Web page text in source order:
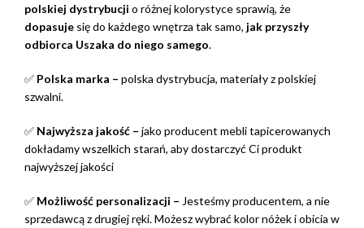
polskiej dystrybucji o różnej kolorystyce sprawią, że
dopasuje się do każdego wnętrza tak samo, jak przyszły
odbiorca Uszaka do niego samego.
✅ Polska marka – polska dystrybucja, materiały z polskiej
szwalni.
✅ Najwyższa jakość – jako producent mebli tapicerowanych
dokładamy wszelkich starań, aby dostarczyć Ci produkt
najwyższej jakości
✅ Możliwość personalizacji – Jesteśmy producentem, a nie
sprzedawcą z drugiej ręki. Możesz wybrać kolor nóżek i obicia w